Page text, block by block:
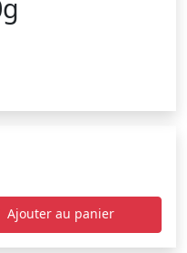
Ajouter au panier